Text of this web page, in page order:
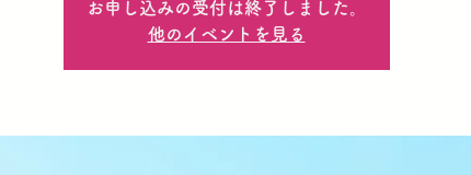
お申し込みの受付は終了しました。
他のイベントを見る